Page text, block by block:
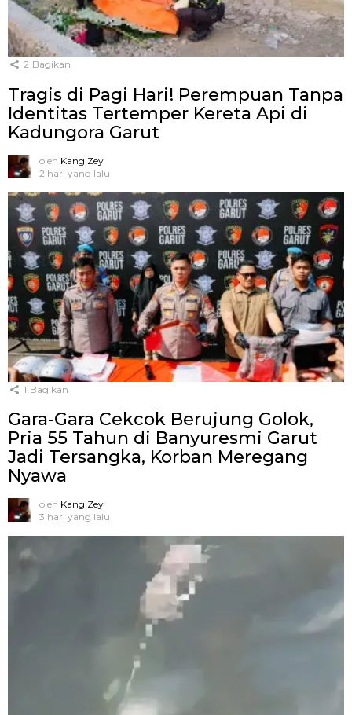
2 Bagikan
Tragis di Pagi Hari! Perempuan Tanpa
Identitas Tertemper Kereta Api di
Kadungora Garut
oleh Kang Zey
2 hari yang lalu
1 Bagikan
Gara-Gara Cekcok Berujung Golok,
Pria 55 Tahun di Banyuresmi Garut
Jadi Tersangka, Korban Meregang
Nyawa
oleh Kang Zey
3 hari yang lalu